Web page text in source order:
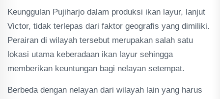
Keunggulan Pujiharjo dalam produksi ikan layur, lanjut
Victor, tidak terlepas dari faktor geografis yang dimiliki.
Perairan di wilayah tersebut merupakan salah satu
lokasi utama keberadaan ikan layur sehingga
memberikan keuntungan bagi nelayan setempat.
Berbeda dengan nelayan dari wilayah lain yang harus